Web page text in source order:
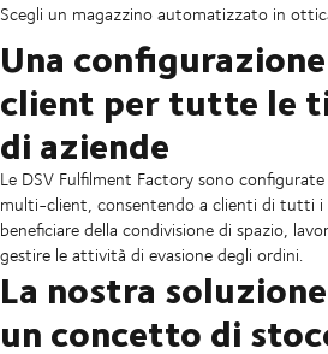
Scegli un magazzino automatizzato in
Una
client per tutte le
di aziende
Le DSV Fulfilment Factory sono
multi-client, consentendo a clienti di tutti i
beneficiare della condivisione di spazio,
gestire le attività di evasione degli ordini.
La nostra
un concetto di